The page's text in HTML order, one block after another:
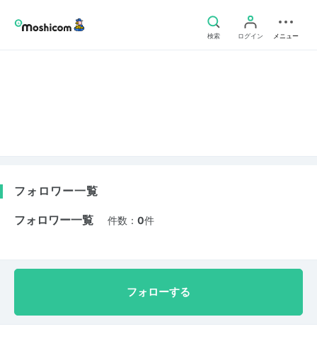
検索 ログイン メニュー
フォロワー一覧
フォロワー一覧 件数： 0件
フォローする